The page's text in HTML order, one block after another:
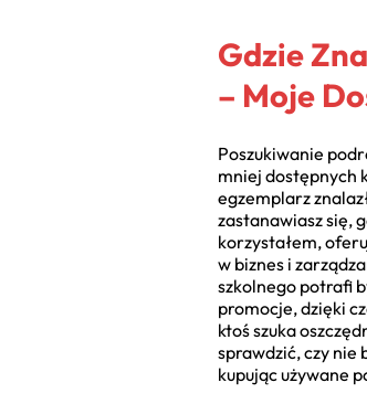
Gdzie
– Moje
Poszukiwanie
mniej dostępnych
egzemplarz
zastanawiasz się,
korzystałem,
w biznes i
szkolnego potrafi
promocje, dzięki
ktoś szuka
sprawdzić, czy nie
kupując używane